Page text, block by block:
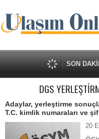
SON
DGS
Adaylar, yerleştirme
T.C. kimlik numaraları ve
20